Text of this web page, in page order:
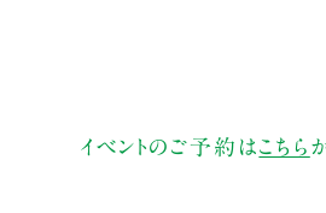
イベントのご予約はこちら